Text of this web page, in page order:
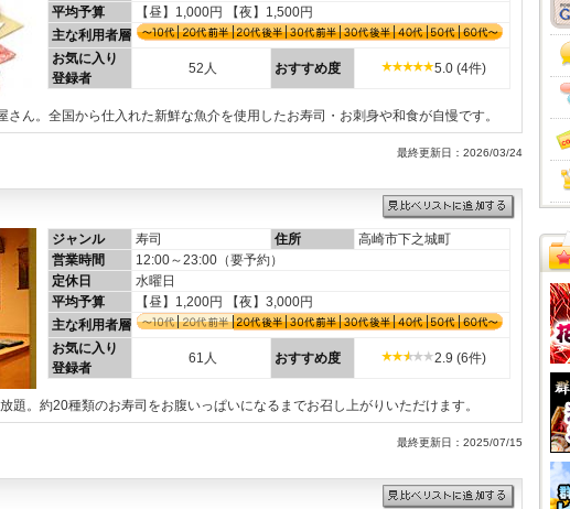
平均予算
【昼】1,000円 【夜】1,500円
主な利用者層
お気に入り
登録者
52人 おすすめ度 5.0 (4件)
ん。全国から仕入れた新鮮な魚介を使用したお寿司・お刺身や和食が自慢です。
最終更新日：2026/03/24
ジャンル 寿司 住所
高崎市下之城町
営業時間
12:00～23:00（要予約）
定休日
水曜日
平均予算
【昼】1,200円 【夜】3,000円
主な利用者層
お気に入り
登録者
61人 おすすめ度 2.9 (6件)
題。約20種類のお寿司をお腹いっぱいになるまでお召し上がりいただけます。
最終更新日：2025/07/15